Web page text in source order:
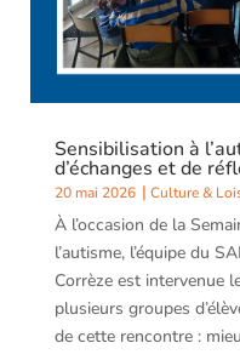
Sensibilisation à
d’échanges et de
20 mai 2026 Culture &
À l’occasion de la
l’autisme, l’équipe du
Corrèze est intervenue
plusieurs groupes
de cette rencontre :